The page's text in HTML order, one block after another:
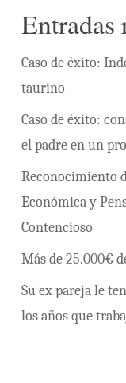
Entradas
Caso de éxito:
taurino
Caso de éxito:
el padre en un
Reconocimiento
Económica y
Contencioso
Más de 25.000€
Su ex pareja le
los años que